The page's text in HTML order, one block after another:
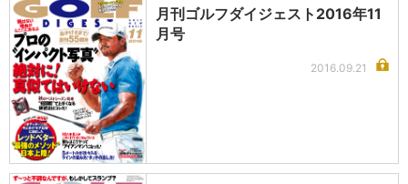
月刊ゴルフダイジェスト2016年11
月号
2016.09.21